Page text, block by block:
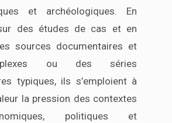
et archéologiques. En
sur des études de cas et en
sources documentaires et
ou des séries
typiques, ils s’emploient à
la pression des contextes
politiques et